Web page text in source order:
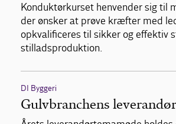
Konduktørkurset henvender sig til
der ønsker at prøve kræfter med
opkvalificeres til sikker og effektiv
stilladsproduktion.
DI Byggeri
Gulvbranchens